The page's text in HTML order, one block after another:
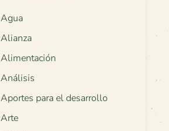
Agua
Alianza
Alimentación
Análisis
Aportes para el desarrollo
Arte